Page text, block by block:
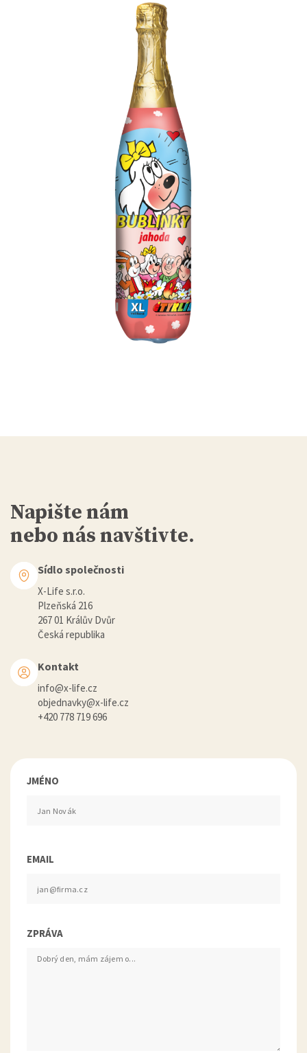
Napište nám
nebo nás navštivte.
Sídlo společnosti
X-Life s.r.o.
Plzeňská 216
267 01 Králův Dvůr
Česká republika
Kontakt
info@x-life.cz
objednavky@x-life.cz
+420 778 719 696
JMÉNO
EMAIL
ZPRÁVA